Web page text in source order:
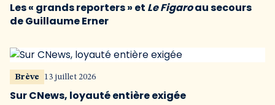
Les « grands reporters » et Le Figaroau secours
de Guillaume Erner
Brève 13 juillet 2026
Sur CNews, loyauté entière exigée